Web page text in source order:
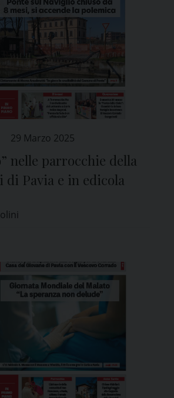
29 Marzo 2025
nelle parrocchie della
di Pavia e in edicola